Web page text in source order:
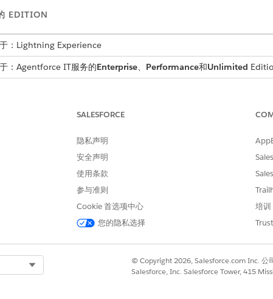
EDITION
：Lightning Experience
：Agentforce IT服务的Enterprise、 Performance和Unlimited
变更请求创建阶段定义。
从“设置”中，在快速查找框中，搜索并选择
阶段管
使用模板 ，然后单击
在对象字段中，选择变更请求
填写详细信息，单击下一步，并确认阶段映射。
保存更改，然后单击发布。
为每个阶段添加步骤定义。
请参阅添加步骤定义。
复制阶段定义。请参阅
复制阶段定义。
SALESFORCE
隐私声明
安全声明
使用条款
参与准则
Cookie 首选项中心
您的隐私选择
培训
Trust
© Copyright 2026, Salesforce.com Inc. 公
Salesforce, Inc. Salesforce Tower, 415